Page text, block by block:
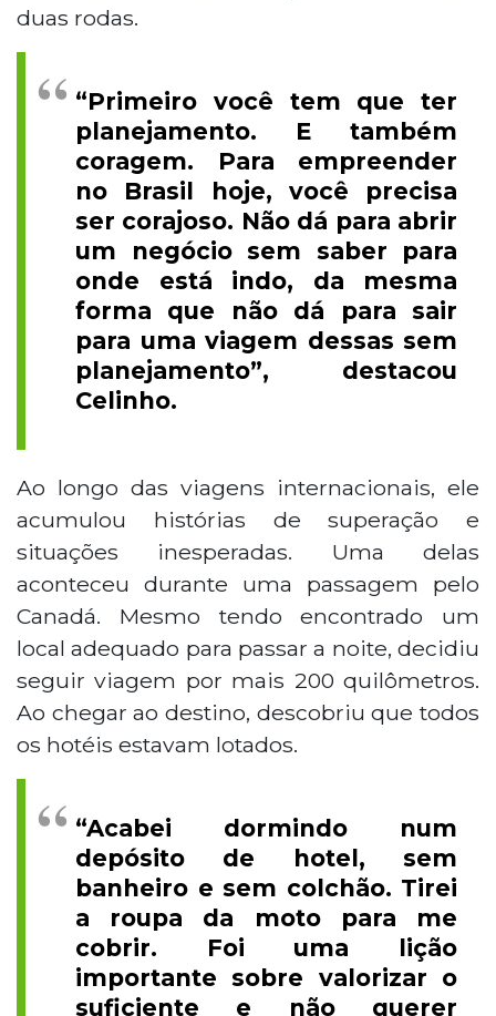
duas rodas.
“Primeiro você tem que ter
planejamento. E também
coragem. Para empreender
no Brasil hoje, você precisa
ser corajoso. Não dá para abrir
um negócio sem saber para
onde está indo, da mesma
forma que não dá para sair
para uma viagem dessas sem
planejamento”, destacou
Celinho.
Ao longo das viagens internacionais, ele
acumulou histórias de superação e
situações inesperadas. Uma delas
aconteceu durante uma passagem pelo
Canadá. Mesmo tendo encontrado um
local adequado para passar a noite, decidiu
seguir viagem por mais 200 quilômetros.
Ao chegar ao destino, descobriu que todos
os hotéis estavam lotados.
“Acabei dormindo num
depósito de hotel, sem
banheiro e sem colchão. Tirei
a roupa da moto para me
cobrir. Foi uma lição
importante sobre valorizar o
suficiente e não querer